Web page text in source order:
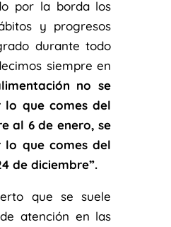
por la borda los
y progresos
durante todo
siempre en
no se
lo que comes del
al 6 de enero, se
lo que comes del
de diciembre”.
que se suele
atención en las